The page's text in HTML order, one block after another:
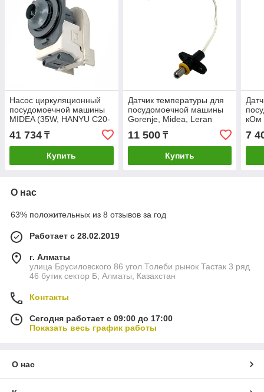
Насос циркуляционный
посудомоечной машины
MIDEA (35W, HANYU C20-
6A01, 9019531)
41 734 ₸
Купить
Датчик температуры для
посудомоечной машины
Gorenje, Midea, Leran
17176000A10026
11 500₸
Купить
кОм
7
О нас
63% положительных из 8 отзывов за год
Работает с 28.02.2019
г. Алматы
улица Брусиловского 86 угол Толеби рынок Тастак 3 ряд
46 бутик сектор Б, Алматы, Казахстан
Контакты
Сегодня работает с 09:00 до 17:00
Показать весь график работы
О нас